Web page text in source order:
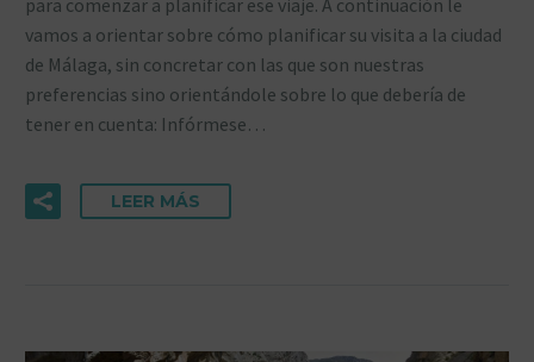
vamos a orientar sobre cómo planificar su visita a la ciudad
de Málaga, sin concretar con las que son nuestras
preferencias sino orientándole sobre lo que debería de
tener en cuenta: Infórmese…
LEER MÁS